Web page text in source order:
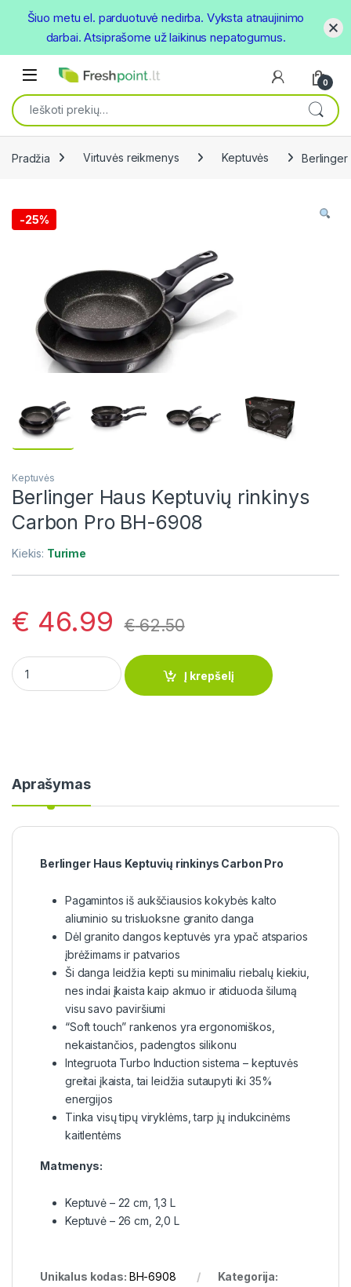
Open
0
Ieškoti:
Pradžia Virtuvės reikmenys Keptuvės Berlinger
-25%
Keptuvės
Berlinger Haus Keptuvių rinkinys
Carbon Pro BH-6908
Kiekis: Turime
€ 46.99 €62.50
Berlinger Haus Keptuvių rinkinys Carbon Pro BH-6908
Į krepšelį
Aprašymas
Berlinger Haus Keptuvių rinkinys Carbon Pro
Pagamintos iš aukščiausios kokybės kalto
aliuminio su trisluoksne granito danga
Dėl granito dangos keptuvės yra ypač atsparios
įbrėžimams ir patvarios
Ši danga leidžia kepti su minimaliu riebalų kiekiu,
nes indai įkaista kaip akmuo ir atiduoda šilumą
visu savo paviršiumi
“Soft touch” rankenos yra ergonomiškos,
nekaistančios, padengtos silikonu
Integruota Turbo Induction sistema – keptuvės
greitai įkaista, tai leidžia sutaupyti iki 35%
energijos
Tinka visų tipų viryklėms, tarp jų indukcinėms
kaitlentėms
Matmenys:
Keptuvė – 22 cm, 1,3 L
Keptuvė – 26 cm, 2,0 L
Unikalus kodas: BH-6908
Kategorija:
Šiuo metu el. parduotuvė nedirba. Vyksta atnaujinimo
darbai. Atsiprašome už laikinus nepatogumus.